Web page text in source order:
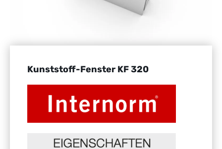
Kunststoff-Fenster KF 320